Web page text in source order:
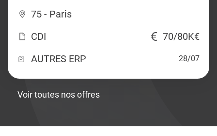
75 - Paris
CDI
70/80K€
AUTRES ERP
28/07
Voir toutes nos offres